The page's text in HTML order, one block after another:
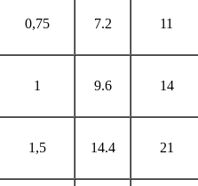
0,75 7.2 11
1 9.6 14
1,5 14.4 21